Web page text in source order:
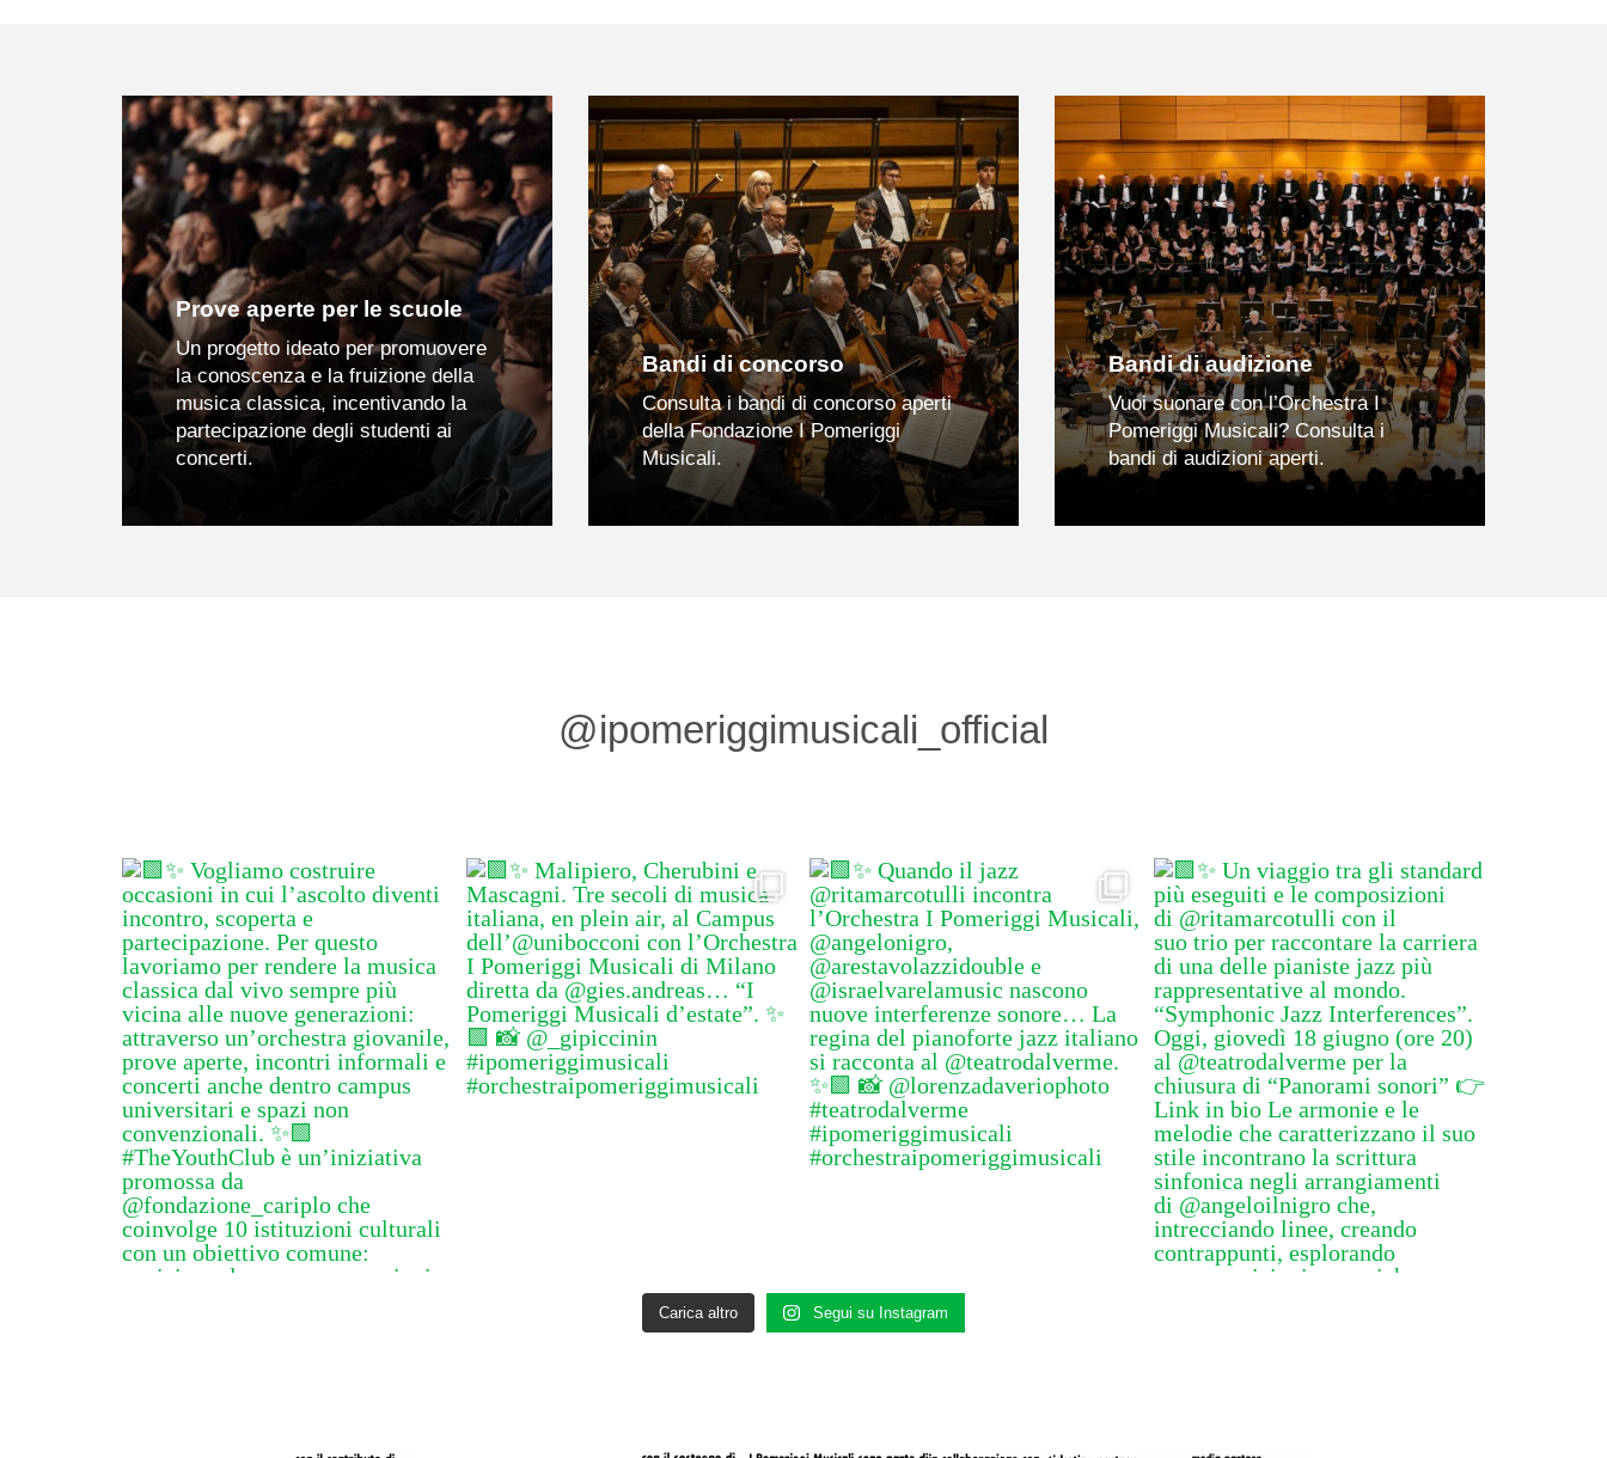
Prove aperte per le scuole
Un progetto ideato per promuovere
la conoscenza e la fruizione della
musica classica, incentivando la
partecipazione degli studenti ai
concerti.
Bandi di concorso
Consulta i bandi di concorso aperti
della Fondazione I Pomeriggi
Musicali.
Bandi di audizione
Vuoi suonare con l’Orchestra I
Pomeriggi Musicali? Consulta i
bandi di audizioni aperti.
@ipomeriggimusicali_official
Carica altro Segui su Instagram